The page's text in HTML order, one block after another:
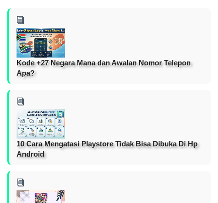
Kode +27 Negara Mana dan Awalan Nomor Telepon
Apa?
10 Cara Mengatasi Playstore Tidak Bisa Dibuka Di Hp
Android